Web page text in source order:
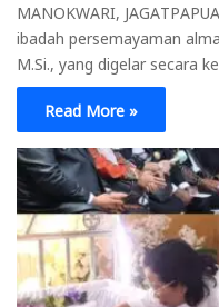
MANOKWARI,
ibadah persemayaman
M.Si., yang digelar secara
Read More »